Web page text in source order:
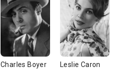
Charles Boyer Leslie Caron